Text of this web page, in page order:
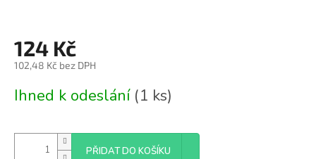
124 Kč
102,48 Kč bez DPH
cena:
Ihned k odeslání (1 ks)
PŘIDAT DO KOŠÍKU